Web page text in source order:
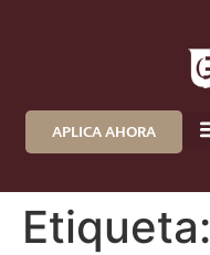
APLICA AHORA
Etiqueta: